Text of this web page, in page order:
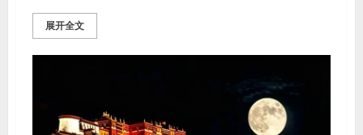
展开全文